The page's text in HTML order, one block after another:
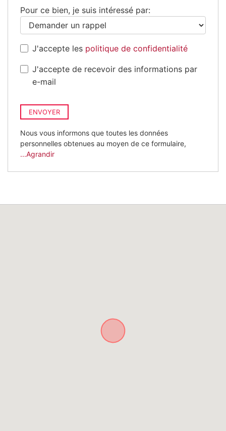
Pour ce bien, je suis intéressé par:
J'accepte les politique de confidentialité
J'accepte de recevoir des informations par
e-mail
ENVOYER
Nous vous informons que toutes les données
personnelles obtenues au moyen de ce formulaire,
...Agrandir